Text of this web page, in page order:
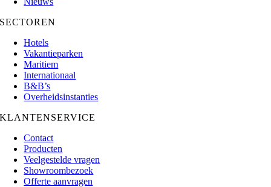
SECTOREN
Hotels
Vakantieparken
Maritiem
Internationaal
B&B’s
Overheidsinstanties
KLANTENSERVICE
Contact
Producten
Veelgestelde vragen
Showroombezoek
Offerte aanvragen